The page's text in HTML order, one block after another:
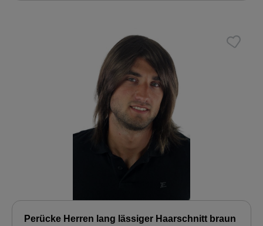
Perücke Herren lang lässiger Haarschnitt braun